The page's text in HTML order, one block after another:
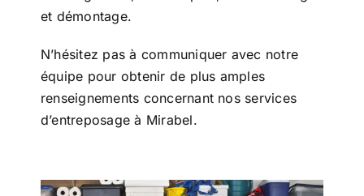
et démontage.
N’hésitez pas à communiquer avec notre
équipe pour obtenir de plus amples
renseignements concernant nos services
d’entreposage à Mirabel.